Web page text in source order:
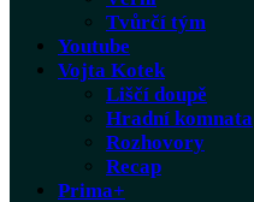
Tvůrčí tým
Youtube
Vojta Kotek
Liščí doupě
Hradní komnata
Rozhovory
Recap
Prima+